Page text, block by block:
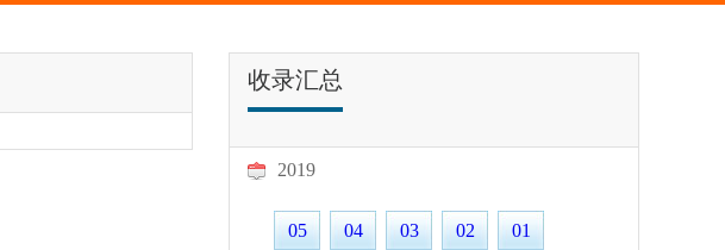
收录汇总
2019
05 04 03 02 01